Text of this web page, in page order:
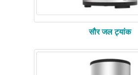
सौर जल ट्यांक